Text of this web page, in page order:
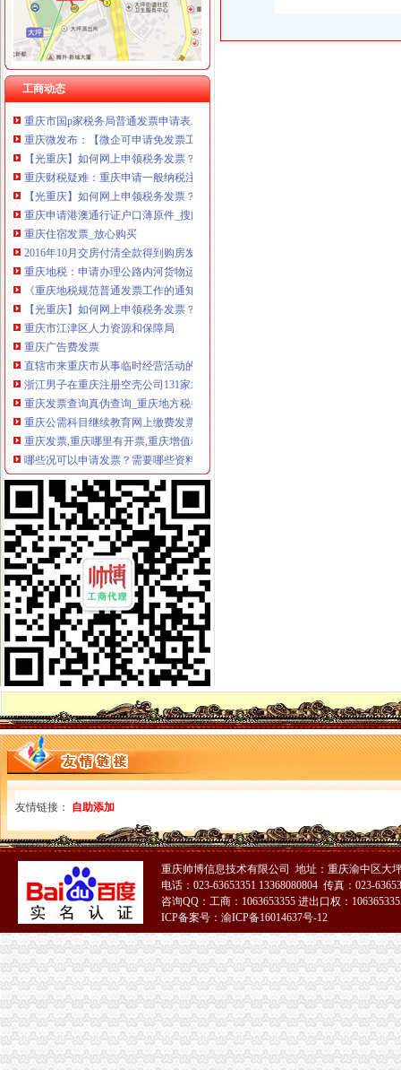
工商动态
重庆地税对于个人申请发票的地点是如何规定的？-中国会计网
重庆或k发票申请表.docx
重庆市地方税务局网络发票申请审批表_中华文本库
重庆增值税红字专用发票申请流程_cqmaiji_新浪博客
我是重庆的个体经营户,一年只需要两本发票,请问怎样才能申请发票
重庆市国p家税务局普通发票申请表.doc
重庆微发布：【微企可申请免发票工
【光重庆】如何网上申领税务发票？
重庆财税疑难：重庆申请一般纳税注册公司代找王会计-重庆爱
【光重庆】如何网上申领税务发票？_搜狐其它_搜狐网
重庆申请港澳通行证户口薄原件_搜问问
重庆住宿发票_放心购买
2016年10月交房付清全款得到购房发票,现在能否申请提取重庆公积
重庆地税：申请办理公路内河货物运输发票自开票纳税人资格需要哪些
《重庆地税规范普通发票工作的通知》.doc
【光重庆】如何网上申领税务发票？-搜狐
重庆市江津区人力资源和保障局
重庆广告费发票
直辖市来重庆市从事临时经营活动的单位和个人,如何申请领购发票？
浙江男子在重庆注册空壳公司131家发票金额逾亿元_凤凰资讯
重庆发票查询真伪查询_重庆地方税务局_中华网
重庆公需科目继续教育网上缴费发票申请表
重庆发票,重庆哪里有开票,重庆增值税发票,重庆增值税普通发票,
哪些况可以申请发票？需要哪些资料？_信息公开
重庆市地方税务局关于修订《重庆市地方税务局发票管理办》
重庆发票,重庆哪里有开票,重庆增值税发票,重庆增值税普通发票,
7日起重庆市民上网就能办税发票还能免费送到家_凤凰资讯
重庆地税-政务公开
重庆鹭佳工商注册提示您新公司的发票购买（转载）_会计_天涯论
【图】重庆万州腾翼C30团购作业,有购车发票,申请加精_长城C30
重庆破获一起大发票案涉案金额逾亿元|重庆|发票_新浪新闻
重庆地税-办税服务
7日起重庆市民上网就能办税发票还能免费送到家-新华网重庆频道
重庆市国税局〔2011〕第3号（重庆市国家税务局关于发布《普通发票
重庆国税发票图片
重庆市国家税务局关于印发《重庆市国家税务局发票管理基本程序》
重庆巴南方破获发票案涉案金额逾亿元-新华网重庆频道
重庆市地方税务局关于印发《重庆市地方税务局发票管理办》
开重庆发票_阿里问到底
中国张电子发票在重庆诞生
【发票】重庆市电子税务局-亿企赢财税资讯
广告|公司|发票|重庆_新浪新闻
重庆回收电脑主板|重庆回收相机价格|重庆电脑发票-中国制造交易
重庆巴南破获一起发票案金额超过一亿元_网易新闻
重庆水投：发票寄到家,服务有保障
重庆地税进一步规范发票工作_税屋网——第一时间递财税政策
重庆专项审批：发票R审批代理购买服务办理-重庆爱问分类
重庆市国家税务局关于印发《重庆市国家税务局发票管理基本程序》
重庆发票申请
什么是发票？_重庆包听|E都市
重庆水投：发票寄到家,服务有保障
重庆专项审批：发票R审批代理购买服务办理-重庆爱问分类
重庆巴南破获一起发票案金额超过一亿元_网易新闻
浙江男子在重庆注册空壳公司131家发票金额逾亿元_凤凰资讯
重庆国税网上申报系统_重庆国税局_重庆国税发票查询_重庆国税网上
重庆市国家税务局关于调整“发票网上申请”办理渠道的通知_财
重庆地税对于个人申请发票的地点是如何规定的？-中国会计网
友情链接： 自助添加
重庆帅博信息技术有限公司 地址：重庆渝中区大
电话：023-63653351 13368080804 传真：023-
咨询QQ：工商：1063653355 进出口权：
ICP备案号：渝ICP备16014637号-12